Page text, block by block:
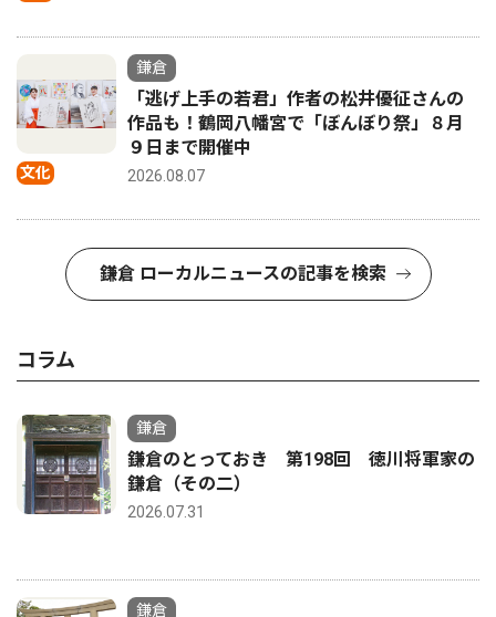
文化
鎌倉
「逃げ上手の若君」作者の松井優征さんの
作品も！鶴岡八幡宮で「ぼんぼり祭」８月
９日まで開催中
2026.08.07
鎌倉 ローカルニュースの記事を検索
コラム
鎌倉
鎌倉のとっておき 第198回 徳川将軍家の
鎌倉（その二）
2026.07.31
鎌倉